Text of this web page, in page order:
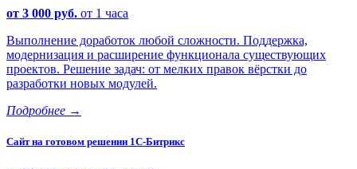
от 3 000 руб. от 1 часа
Выполнение доработок любой сложности. Поддержка,
модернизация и расширение функционала существующих
проектов. Решение задач: от мелких правок вёрстки до
разработки новых модулей.
Подробнее →
Сайт на готовом решении 1С-Битрикс